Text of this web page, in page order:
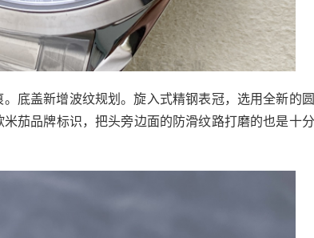
底盖新增波纹规划。旋入式精钢表冠，选用全新的
茄品牌标识，把头旁边面的防滑纹路打磨的也是十